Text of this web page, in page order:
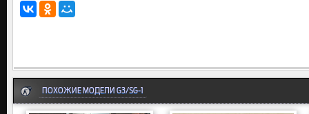
ПОХОЖИЕ МОДЕЛИ G3/SG-1